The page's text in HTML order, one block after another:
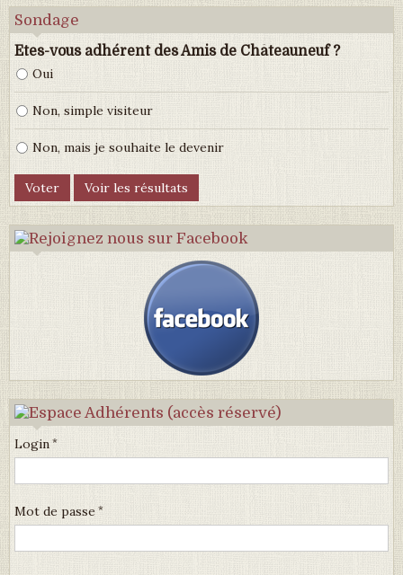
Sondage
Etes-vous adhérent des Amis de Châteauneuf ?
Oui
Non, simple visiteur
Non, mais je souhaite le devenir
Login
Mot de passe